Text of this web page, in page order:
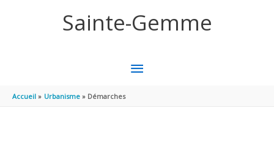
Sainte-Gemme
MENU
Accueil Urbanisme Démarches